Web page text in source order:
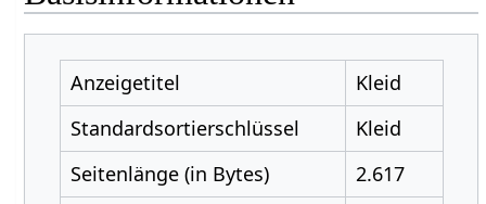
Anzeigetitel
Kleid
Standardsortierschlüssel
Kleid
Seitenlänge (in Bytes)
2.617